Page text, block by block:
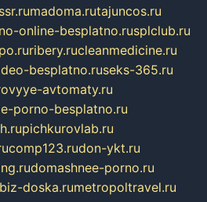
madoma.rutajuncos.ru
online-besplatno.rusplclub.ru
ribery.rucleanmedicine.ru
besplatno.ruseks-365.ru
avtomaty.ru
porno-besplatno.ru
pichkurovlab.ru
comp123.rudon-ykt.ru
domashnee-porno.ru
biz-doska.rumetropoltravel.ru